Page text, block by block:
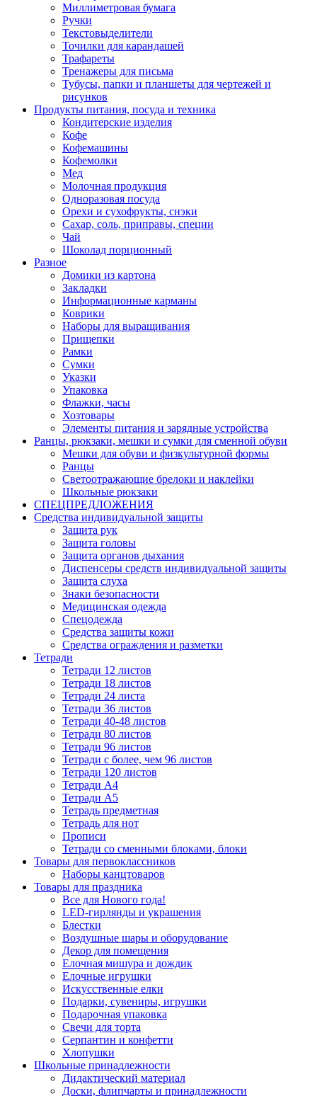
Миллиметровая бумага
Ручки
Текстовыделители
Точилки для карандашей
Трафареты
Тренажеры для письма
Тубусы, папки и планшеты для чертежей и
рисунков
Продукты питания, посуда и техника
Кондитерские изделия
Кофе
Кофемашины
Кофемолки
Мед
Молочная продукция
Одноразовая посуда
Орехи и сухофрукты, снэки
Сахар, соль, приправы, специи
Чай
Шоколад порционный
Разное
Домики из картона
Закладки
Информационные карманы
Коврики
Наборы для выращивания
Прищепки
Рамки
Сумки
Указки
Упаковка
Флажки, часы
Хозтовары
Элементы питания и зарядные устройства
Ранцы, рюкзаки, мешки и сумки для сменной обуви
Мешки для обуви и физкультурной формы
Ранцы
Светоотражающие брелоки и наклейки
Школьные рюкзаки
СПЕЦПРЕДЛОЖЕНИЯ
Средства индивидуальной защиты
Защита рук
Защита головы
Защита органов дыхания
Диспенсеры средств индивидуальной защиты
Защита слуха
Знаки безопасности
Медицинская одежда
Спецодежда
Средства защиты кожи
Средства ограждения и разметки
Тетради
Тетради 12 листов
Тетради 18 листов
Тетради 24 листа
Тетради 36 листов
Тетради 40-48 листов
Тетради 80 листов
Тетради 96 листов
Тетради с более, чем 96 листов
Тетради 120 листов
Тетради А4
Тетради А5
Тетрадь предметная
Тетрадь для нот
Прописи
Тетради со сменными блоками, блоки
Товары для первоклассников
Наборы канцтоваров
Товары для праздника
Все для Нового года!
LED-гирлянды и украшения
Блестки
Воздушные шары и оборудование
Декор для помещения
Елочная мишура и дождик
Елочные игрушки
Искусственные елки
Подарки, сувениры, игрушки
Подарочная упаковка
Свечи для торта
Серпантин и конфетти
Хлопушки
Школьные принадлежности
Дидактический материал
Доски, флипчарты и принадлежности